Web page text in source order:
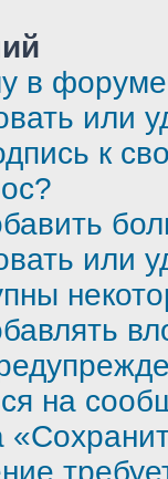
в
или
к
или
на